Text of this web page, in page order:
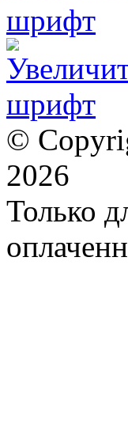
©
2026
Только